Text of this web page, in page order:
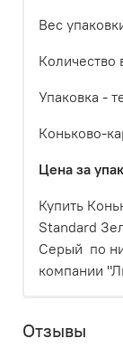
Вес
Количество
Упаковка -
Коньково-
Цена за
Купить
Standard
Серый по
компании
Отзывы